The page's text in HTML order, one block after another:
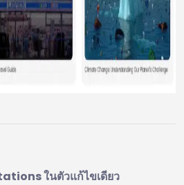
ในตัวแก้ไขเดียว